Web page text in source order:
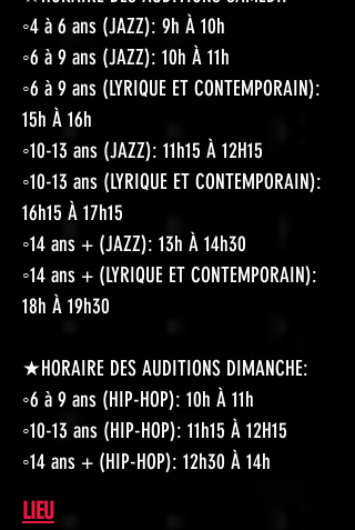
◦4 à 6 ans (JAZZ): 9h À 10h
◦6 à 9 ans (JAZZ): 10h À 11h
◦6 à 9 ans (LYRIQUE ET CONTEMPORAIN):
15h À 16h
◦10-13 ans (JAZZ): 11h15 À 12H15
◦10-13 ans (LYRIQUE ET CONTEMPORAIN):
16h15 À 17h15
◦14 ans + (JAZZ): 13h À 14h30
◦14 ans + (LYRIQUE ET CONTEMPORAIN):
18h À 19h30
★HORAIRE DES AUDITIONS DIMANCHE:
◦6 à 9 ans (HIP-HOP): 10h À 11h
◦10-13 ans (HIP-HOP): 11h15 À 12H15
◦14 ans + (HIP-HOP): 12h30 À 14h
LIEU